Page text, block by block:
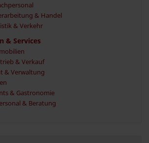
& Handel
& Verkehr
& Services
& Verkauf
& Verwaltung
& Gastronomie
& Beratung